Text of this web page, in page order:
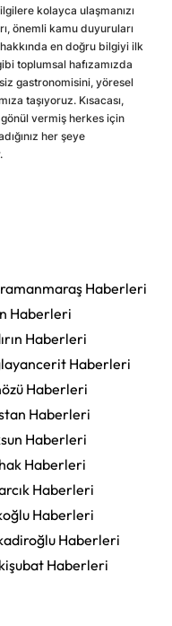
kolayca ulaşmanızı
önemli kamu duyuruları
en doğru bilgiyi ilk
toplumsal hafızamızda
gastronomisini, yöresel
taşıyoruz. Kısacası,
vermiş herkes için
her şeye
Haberleri
Haberleri
Haberleri
Haberleri
Haberleri
Haberleri
Haberleri
Haberleri
Haberleri
Haberleri
Haberleri
Haberleri